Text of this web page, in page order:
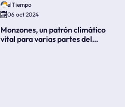
elTiempo
06 oct 2024
Monzones, un patrón climático
vital para varias partes del